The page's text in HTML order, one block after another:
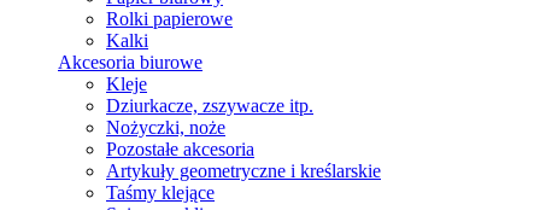
Rolki papierowe
Kalki
Akcesoria biurowe
Kleje
Dziurkacze, zszywacze itp.
Nożyczki, noże
Pozostałe akcesoria
Artykuły geometryczne i kreślarskie
Taśmy klejące